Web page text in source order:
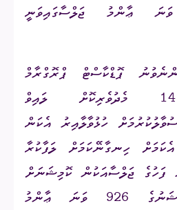
ޢާންމު ޖަލްސާގައިވަނީ
ޕޮޑްކާސްޓް ޕްރޮގްރާމް
ކުރިއަށްދާއިރު 1414 މެދުވެރިކޮށް ލައިވް
ހުޅުވާލާއިރު އެކަން
ހިނގާނޭކަމަށް ލަފާކުރާ
ފަހުގެ ޖަލްސާއަކުން ކޮމިޝަނަށް
926 ވަނަ ޢާންމު